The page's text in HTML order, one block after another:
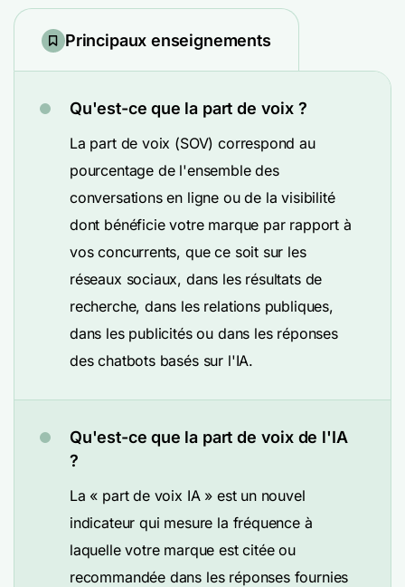
Principaux enseignements
Qu'est-ce que la part de voix ?
La part de voix (SOV) correspond au
pourcentage de l'ensemble des
conversations en ligne ou de la visibilité
dont bénéficie votre marque par rapport à
vos concurrents, que ce soit sur les
réseaux sociaux, dans les résultats de
recherche, dans les relations publiques,
dans les publicités ou dans les réponses
des chatbots basés sur l'IA.
Qu'est-ce que la part de voix de l'IA
?
La « part de voix IA » est un nouvel
indicateur qui mesure la fréquence à
laquelle votre marque est citée ou
recommandée dans les réponses fournies